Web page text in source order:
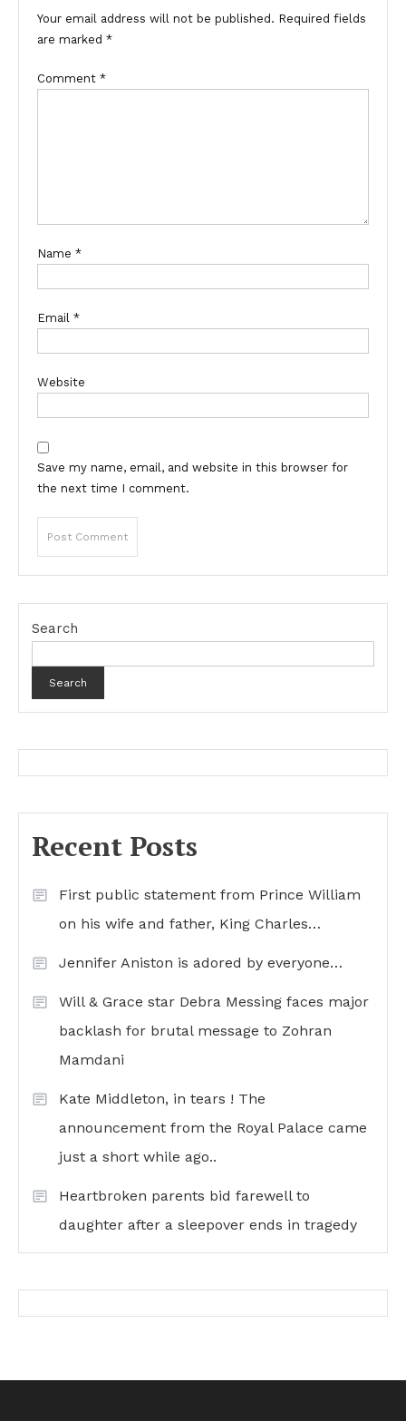
Your email address will not be published. Required fields
are marked *
Comment *
Name *
Email *
Website
Save my name, email, and website in this browser for
the next time I comment.
Search
Search
Recent Posts
First public statement from Prince William
on his wife and father, King Charles…
Jennifer Aniston is adored by everyone…
Will & Grace star Debra Messing faces major
backlash for brutal message to Zohran
Mamdani
Kate Middleton, in tears ! The
announcement from the Royal Palace came
just a short while ago..
Heartbroken parents bid farewell to
daughter after a sleepover ends in tragedy